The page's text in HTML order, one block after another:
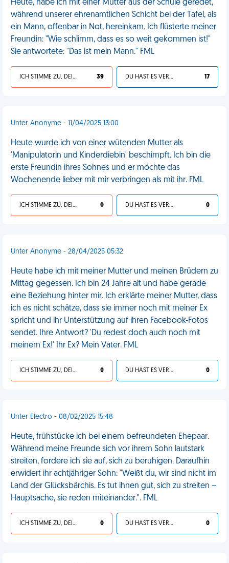
Heute, habe ich mit einer Mutter aus der Schule geredet,
während unserer ehrenamtlichen Schicht bei der Tafel, als
ein Mann, offenbar in Not, hereinkam. Ich flüsterte meiner
Freundin: "Wie schlimm, dass es so weit gekommen ist!"
Sie antwortete: "Das ist mein Mann." FML
ICH STIMME ZU, DEIN LEBEN IST SCHEISSE 39 DU HAST ES VERDIENT 17
Unter Anonyme - 11/04/2025 13:00
Heute wurde ich von einer wütenden Mutter als
'Manipulatorin und Kinderdiebin' beschimpft. Ich bin die
erste Freundin ihres Sohnes und er möchte das
Wochenende lieber mit mir verbringen als mit ihr. FML
ICH STIMME ZU, DEIN LEBEN IST SCHEISSE 0 DU HAST ES VERDIENT 0
Unter Anonyme - 28/04/2025 05:32
Heute habe ich mit meiner Mutter und meinen Brüdern zu
Mittag gegessen. Ich bin 24 Jahre alt und habe gerade
eine Beziehung hinter mir. Ich erklärte meiner Mutter, dass
ich es nicht schätze, dass sie immer noch mit meiner Ex
spricht und ihr Unterstützung auf ihren Facebook-Fotos
sendet. Ihre Antwort? 'Du redest doch auch noch mit
meinem Ex!' Ihr Ex? Mein Vater. FML
ICH STIMME ZU, DEIN LEBEN IST SCHEISSE 0 DU HAST ES VERDIENT 0
Unter Electro - 08/02/2025 15:48
Heute, frühstücke ich bei einem befreundeten Ehepaar.
Während meine Freunde sich vor ihrem Sohn lautstark
streiten, fordere ich sie auf, sich zu beruhigen. Daraufhin
erwidert ihr achtjähriger Sohn: "Weißt du, wir sind nicht im
Land der Glücksbärchis. Es tut ihnen gut, sich zu streiten –
Hauptsache, sie reden miteinander.". FML
ICH STIMME ZU, DEIN LEBEN IST SCHEISSE 0 DU HAST ES VERDIENT 0